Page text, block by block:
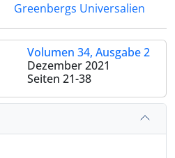
Greenbergs Universalien
Volumen 34, Ausgabe 2
Dezember 2021
Seiten 21-38